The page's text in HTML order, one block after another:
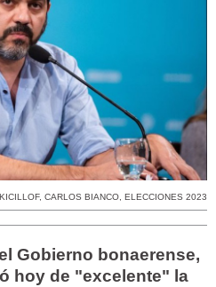
KICILLOF, CARLOS BIANCO, ELECCIONES 2023
Gobierno bonaerense,
hoy de "excelente" la